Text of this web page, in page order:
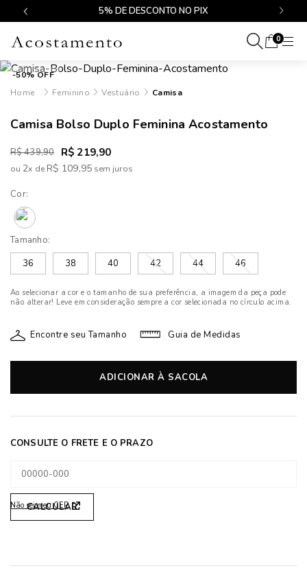
5% DE DESCONTO NO PIX
0
-50% OFF
Feminino
Vestuário Camisa
Camisa Bolso Duplo Feminina Acostamento
R$ 439,90 R$ 219,90
ou 2x deR$ 109,95
Cor:
Tamanho:
36
38 40 42 44 46
Ao selecionar a cor e o tamanho de sua preferência, a imagem da peça pode
não alterar! Leve em consideração sempre a cor selecionada no círculo acima.
Encontre seu Tamanho Guia de Medidas
ADICIONAR À SACOLA
Não sei meu CEP